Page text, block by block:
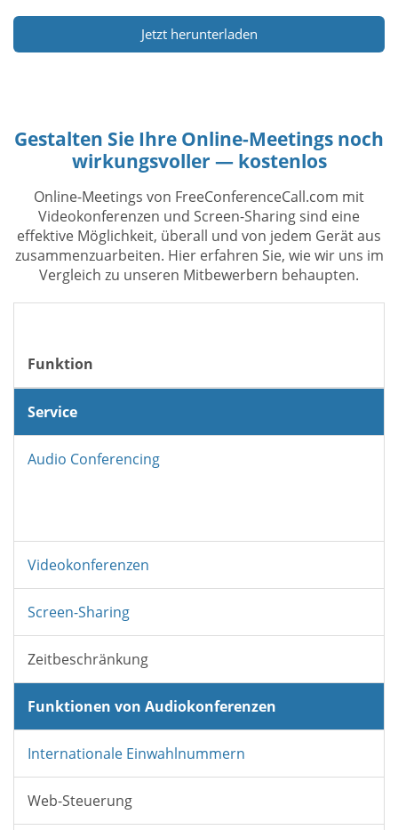
Jetzt herunterladen
Gestalten Sie Ihre Online-Meetings noch
wirkungsvoller — kostenlos
Online-Meetings von FreeConferenceCall.com mit
Videokonferenzen und Screen-Sharing sind eine
effektive Möglichkeit, überall und von jedem Gerät aus
zusammenzuarbeiten. Hier erfahren Sie, wie wir uns im
Vergleich zu unseren Mitbewerbern behaupten.
Funktion
Service
Audio Conferencing
Videokonferenzen
Screen-Sharing
Zeitbeschränkung
Funktionen von Audiokonferenzen
Internationale Einwahlnummern
Web-Steuerung